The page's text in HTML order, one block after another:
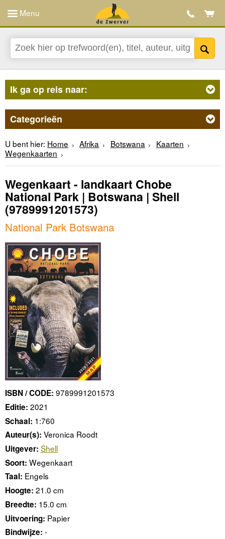
Menu
Ik ga op reis naar:
Categorieën
U bent hier: Home Afrika Botswana
Kaarten
Wegenkaarten
Wegenkaart - landkaart Chobe
National Park | Botswana | Shell
(9789991201573)
National Park Botswana
ISBN / CODE: 9789991201573
Editie: 2021
Schaal: 1:760
Auteur(s): Veronica Roodt
Uitgever: Shell
Soort: Wegenkaart
Taal: Engels
Hoogte: 21.0 cm
Breedte: 15.0 cm
Uitvoering: Papier
Bindwijze: -